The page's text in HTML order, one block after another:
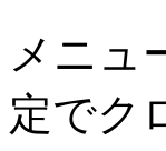
メニュ
定でク